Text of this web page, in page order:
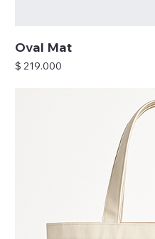
Oval Mat
Precio
$ 219.000